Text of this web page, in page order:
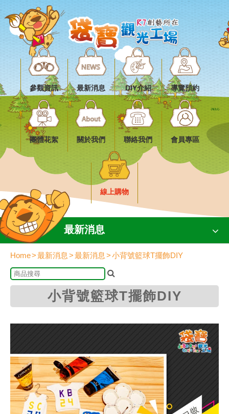
參觀資訊 最新消息 DIY介紹 導覽預約
團體花絮 關於我們 聯絡我們 會員專區
線上購物
最新消息
Home 最新消息 最新消息 小背號籃球T擺飾DIY
小背號籃球T擺飾DIY